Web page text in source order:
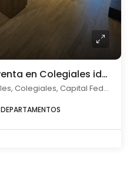
monoambiente en venta en Colegiales ideal inversión
Amenábar 630 - Colegiales, Colegiales, Capital Federal
DEPARTAMENTOS